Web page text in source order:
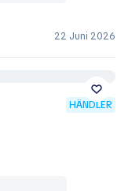
22 Juni 2026
HÄNDLER